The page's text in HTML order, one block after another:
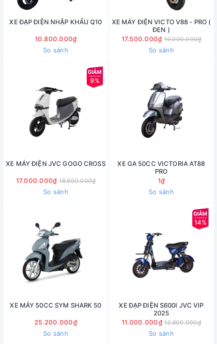
XE ĐẠP ĐIỆN NHẬP KHẨU Q10
10.800.000₫
So sánh
XE MÁY ĐIỆN VICTO V88 - PRO (
ĐEN )
17.500.000₫ 19.000.000₫
So sánh
9%
XE MÁY ĐIỆN JVC GOGO CROSS
17.000.000₫ 18.600.000₫
So sánh
XE GA 50CC VICTORIA AT88
PRO
1₫
So sánh
XE MÁY 50CC SYM SHARK 50
25.200.000₫
So sánh
14%
XE ĐẠP ĐIỆN S600I JVC VIP
2025
11.000.000₫ 12.800.000₫
So sánh